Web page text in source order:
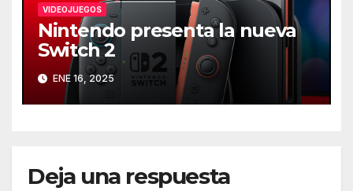
VIDEOJUEGOS
Nintendo presenta la nueva
Switch 2
ENE 16, 2025
Deja una respuesta